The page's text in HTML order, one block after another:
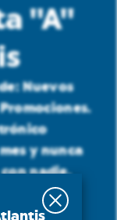
"A"
Nuevos
y nunca
nadie.